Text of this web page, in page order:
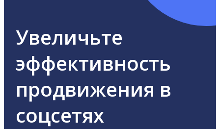
Увеличьте
эффективность
продвижения в
соцсетях